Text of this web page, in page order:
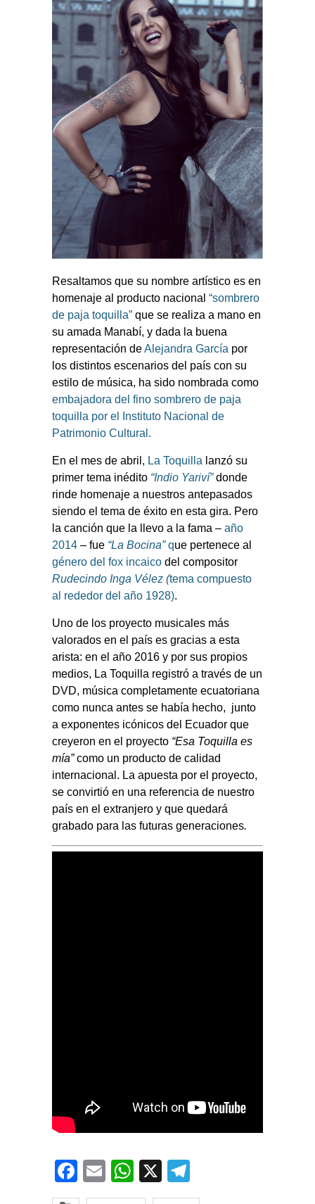
Resaltamos que su nombre artístico es en
homenaje al producto nacional “sombrero
de paja toquilla” que se realiza a mano en
su amada Manabí, y dada la buena
representación deAlejandra García por
los distintos escenarios del país con su
estilo de música, ha sido nombrada como
embajadora del fino sombrero de paja
toquilla por el Instituto Nacional de
Patrimonio Cultural.
En el mes de abril, La Toquilla lanzó su
primer tema inédito “Indio Yariví”donde
rinde homenaje a nuestros antepasados
siendo el tema de éxito en esta gira. Pero
la canción que la llevo a la fama – año
2014 – fue “La Bocina”que pertenece al
género del fox incaico del compositor
Rudecindo Inga Vélez (tema compuesto
al rededor del año 1928).
Uno de los proyecto musicales más
valorados en el país es gracias a esta
arista: en el año 2016 y por sus propios
medios, La Toquilla registró a través de un
DVD, música completamente ecuatoriana
como nunca antes se había hecho, junto
a exponentes icónicos del Ecuador que
creyeron en el proyecto “Esa Toquilla es
mía”como un producto de calidad
internacional. La apuesta por el proyecto,
se convirtió en una referencia de nuestro
país en el extranjero y que quedará
grabado para las futuras generaciones.
Facebook
EmailWhatsApp
X